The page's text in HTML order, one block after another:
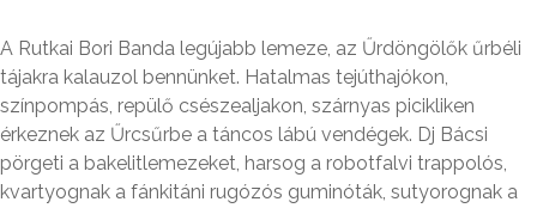
A Rutkai Bori Banda legújabb lemeze, az Űrdöngölők űrbéli
tájakra kalauzol bennünket. Hatalmas tejúthajókon,
színpompás, repülő csészealjakon, szárnyas picikliken
érkeznek az Űrcsűrbe a táncos lábú vendégek. Dj Bácsi
pörgeti a bakelitlemezeket, harsog a robotfalvi trappolós,
kvartyognak a fánkitáni rugózós guminóták, sutyorognak a